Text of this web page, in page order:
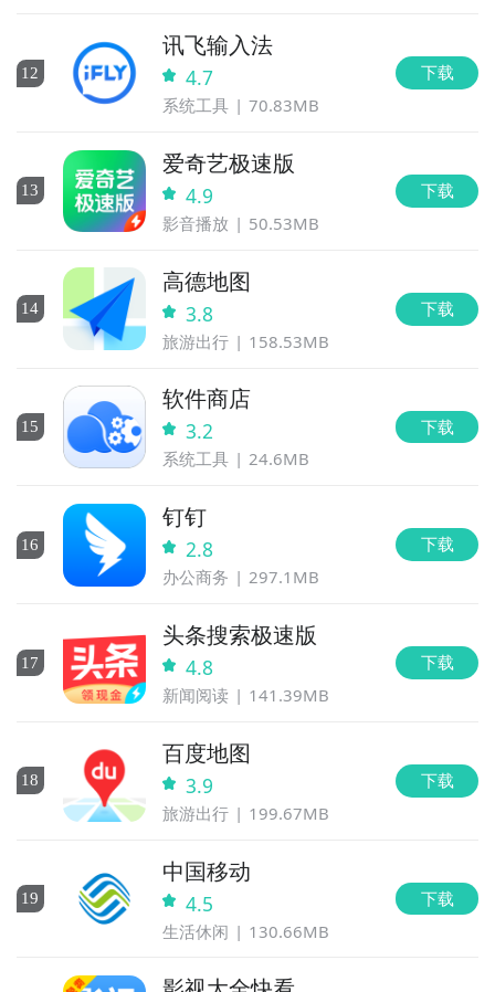
12
讯飞输入法
4.7
系统工具 70.83MB
下载
13
爱奇艺极速版
4.9
影音播放 50.53MB
下载
14
高德地图
3.8
旅游出行 158.53MB
下载
15
软件商店
3.2
系统工具 24.6MB
下载
16
钉钉
2.8
办公商务 297.1MB
下载
17
头条搜索极速版
4.8
新闻阅读 141.39MB
下载
18
百度地图
3.9
旅游出行 199.67MB
下载
19
中国移动
4.5
生活休闲 130.66MB
下载